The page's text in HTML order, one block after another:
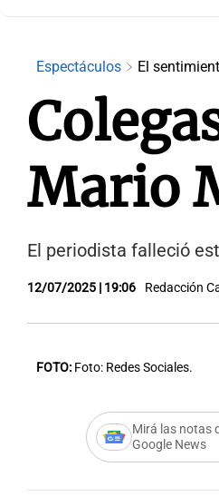
Espectáculos El
Mario
El periodista falleció
12/07/2025 | 19:06 Redacción
FOTO: Foto: Redes Sociales.
Mirá las notas
Google News